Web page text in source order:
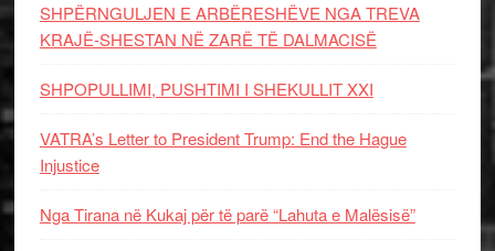
SHPËRNGULJEN E ARBËRESHËVE NGA TREVA
KRAJË-SHESTAN NË ZARË TË DALMACISË
SHPOPULLIMI, PUSHTIMI I SHEKULLIT XXI
VATRA’s Letter to President Trump: End the Hague
Injustice
Nga Tirana në Kukaj për të parë “Lahuta e Malësisë”